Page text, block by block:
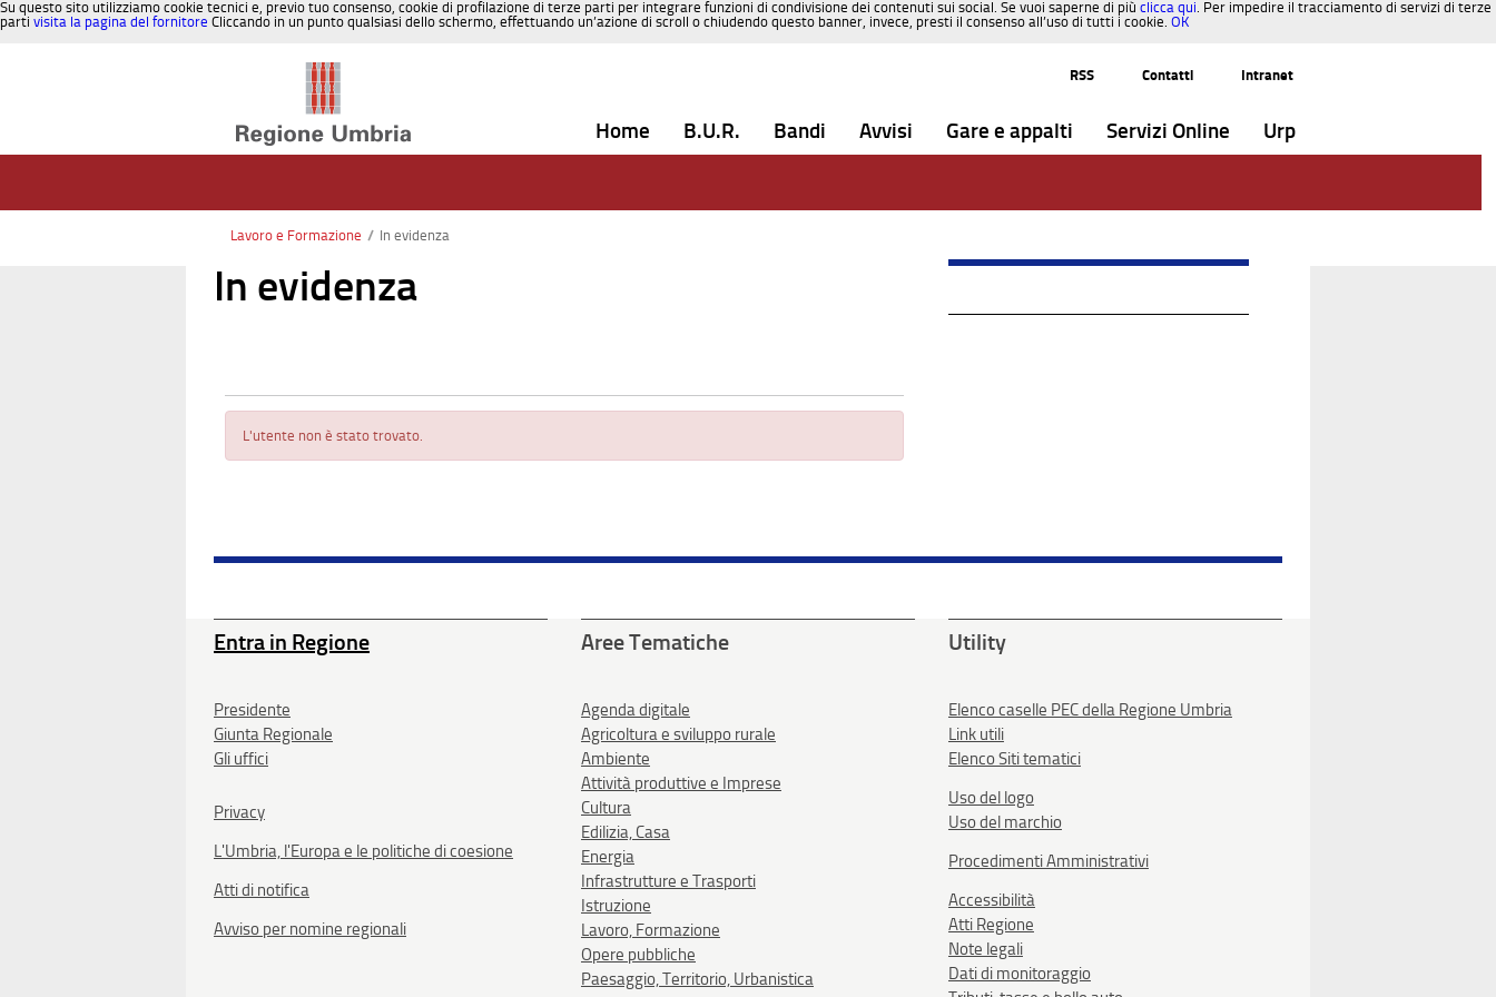
Su questo sito utilizziamo cookie tecnici e, previo tuo consenso, cookie di profilazione di terze parti per integrare funzioni di condivisione dei contenuti sui social. Se vuoi saperne di più clicca qui. Per impedire il tracciamento di servizi di terze
parti visita la pagina del fornitore Cliccando in un punto qualsiasi dello schermo, effettuando un’azione di scroll o chiudendo questo banner, invece, presti il consenso all’uso di tutti i cookie. OK
RSS
Contatti Intranet
Home B.U.R. Bandi Avvisi Gare e appalti Servizi Online Urp
Lavoro e Formazione / In evidenza
In evidenza
L'utente non è stato trovato.
Entra in Regione
Presidente
Giunta Regionale
Gli uffici
Privacy
L'Umbria, l'Europa e le politiche di coesione
Atti di notifica
Avviso per nomine regionali
Aree Tematiche
Agenda digitale
Agricoltura e sviluppo rurale
Ambiente
Attività produttive e Imprese
Cultura
Edilizia, Casa
Energia
Infrastrutture e Trasporti
Istruzione
Lavoro, Formazione
Opere pubbliche
Paesaggio, Territorio, Urbanistica
Utility
Elenco caselle PEC della Regione Umbria
Link utili
Elenco Siti tematici
Uso del logo
Uso del marchio
Procedimenti Amministrativi
Accessibilità
Atti Regione
Note legali
Dati di monitoraggio